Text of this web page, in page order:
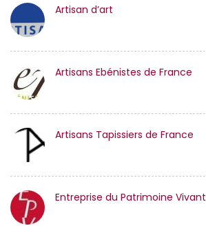
Artisan d’art
Artisans Ebénistes de France
Artisans Tapissiers de France
Entreprise du Patrimoine Vivant